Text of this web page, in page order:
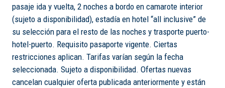
pasaje ida y vuelta, 2 noches a bordo en camarote interior
(sujeto a disponibilidad), estadía en hotel “all inclusive” de
su selección para el resto de las noches y trasporte puerto-
hotel-puerto. Requisito pasaporte vigente. Ciertas
restricciones aplican. Tarifas varían según la fecha
seleccionada. Sujeto a disponibilidad. Ofertas nuevas
cancelan cualquier oferta publicada anteriormente y están